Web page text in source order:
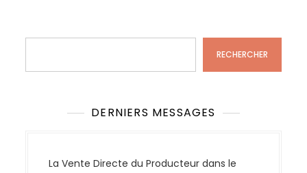
RECHERCHER
DERNIERS MESSAGES
La Vente Directe du Producteur dans le